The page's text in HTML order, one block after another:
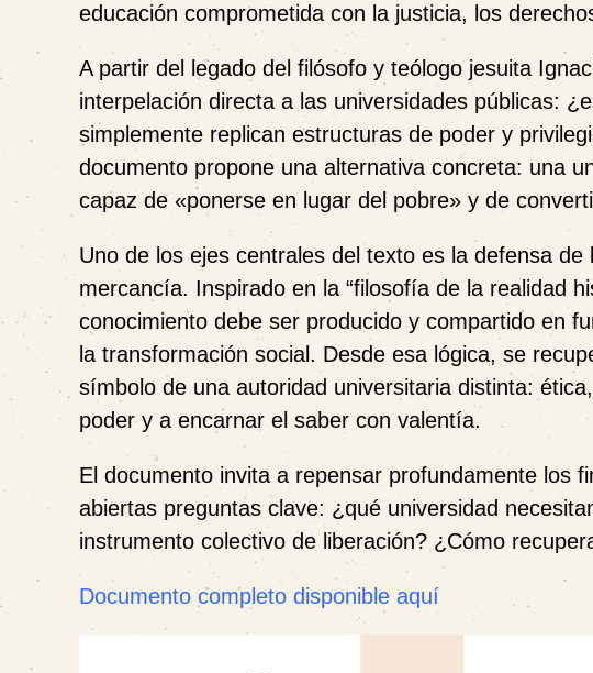
educación comprometida con la justicia, los
A partir del legado del filósofo y teólogo jesuita
interpelación directa a las universidades públicas:
simplemente replican estructuras de poder y
documento propone una alternativa concreta: una
capaz de «ponerse en lugar del pobre» y de
Uno de los ejes centrales del texto es la defensa
mercancía. Inspirado en la “filosofía de la realidad
conocimiento debe ser producido y compartido en
la transformación social. Desde esa lógica, se
símbolo de una autoridad universitaria distinta:
poder y a encarnar el saber con valentía.
El documento invita a repensar profundamente los
abiertas preguntas clave: ¿qué universidad
instrumento colectivo de liberación? ¿Cómo
Documento completo disponible aquí